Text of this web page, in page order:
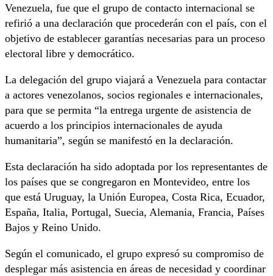
Venezuela, fue que el grupo de contacto internacional se
refirió a una declaración que procederán con el país, con el
objetivo de establecer garantías necesarias para un proceso
electoral libre y democrático.
La delegación del grupo viajará a Venezuela para contactar
a actores venezolanos, socios regionales e internacionales,
para que se permita “la entrega urgente de asistencia de
acuerdo a los principios internacionales de ayuda
humanitaria”, según se manifestó en la declaración.
Esta declaración ha sido adoptada por los representantes de
los países que se congregaron en Montevideo, entre los
que está Uruguay, la Unión Europea, Costa Rica, Ecuador,
España, Italia, Portugal, Suecia, Alemania, Francia, Países
Bajos y Reino Unido.
Según el comunicado, el grupo expresó su compromiso de
desplegar más asistencia en áreas de necesidad y coordinar